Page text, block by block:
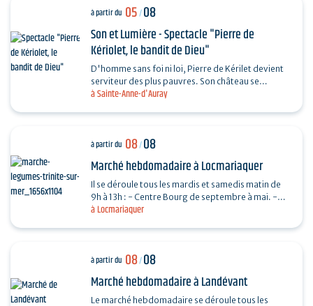
à Sainte-Anne-d'Auray
à partir du 05/08
Son et Lumière - Spectacle "Pierre de
Kériolet, le bandit de Dieu"
D'homme sans foi ni loi, Pierre de Kérilet devient
serviteur des plus pauvres. Son château se
transforme en refuge, sa vie en offrande.
à Locmariaquer
à partir du 08/08
Marché hebdomadaire à Locmariaquer
Il se déroule tous les mardis et samedis matin de
9h à 13h : - Centre Bourg de septembre à mai. -
Place De Gaulle de juin à août.
à partir du 08/08
Marché hebdomadaire à Landévant
Le marché hebdomadaire se déroule tous les